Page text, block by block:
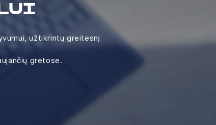
užtikrintų greitesnį
gretose.